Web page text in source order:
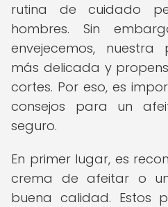
rutina de cuidado
hombres. Sin
envejecemos,
más delicada y
cortes. Por eso, es
consejos para un
seguro.
En primer lugar, es
crema de afeitar o
buena calidad. Estos